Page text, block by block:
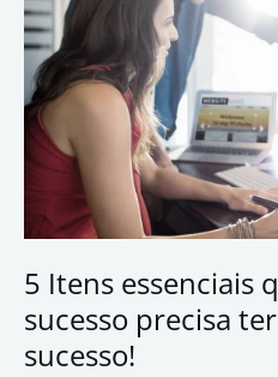
5 Itens essenciais
sucesso precisa
sucesso!
que
um
site
de
sucesso
precisa
para
obter
sucesso!